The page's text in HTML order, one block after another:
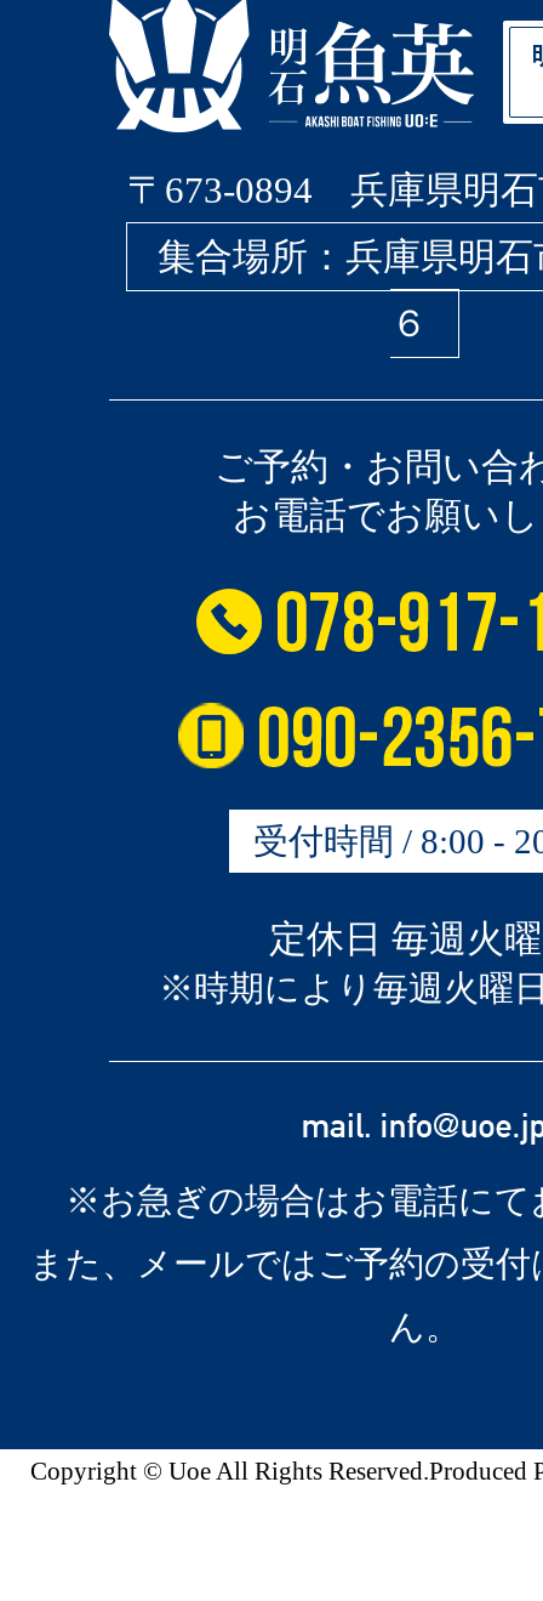
〒673-0894 兵庫県明石
集合場所：兵庫県明
６
ご予約・お問い合
お電話でお願い
受付時間 / 8:00 -
定休日 毎週火
※時期により毎週火曜
※お急ぎの場合はお電話にて
また、メールではご予約の受
ん。
Copyright © Uoe All Rights Reserved.Produced